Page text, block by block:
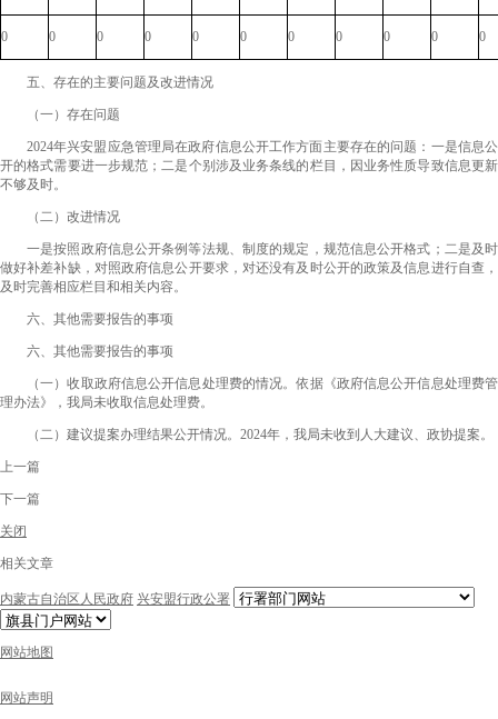
0 0 0 0 0 0 0 0 0 0 0
五、存在的主要问题及改进情况
（一）存在问题
2024年兴安盟应急管理局在政府信息公开工作方面主要存在的问题：一是信息公
开的格式需要进一步规范；二是个别涉及业务条线的栏目，因业务性质导致信息更新
不够及时。
（二）改进情况
一是按照政府信息公开条例等法规、制度的规定，规范信息公开格式；二是及时
做好补差补缺，对照政府信息公开要求，对还没有及时公开的政策及信息进行自查，
及时完善相应栏目和相关内容。
六、其他需要报告的事项
六、其他需要报告的事项
（一）收取政府信息公开信息处理费的情况。依据《政府信息公开信息处理费管
理办法》，我局未收取信息处理费。
（二）建议提案办理结果公开情况。2024年，我局未收到人大建议、政协提案。
上一篇
下一篇
关闭
相关文章
内蒙古自治区人民政府 兴安盟行政公署
网站地图
网站声明